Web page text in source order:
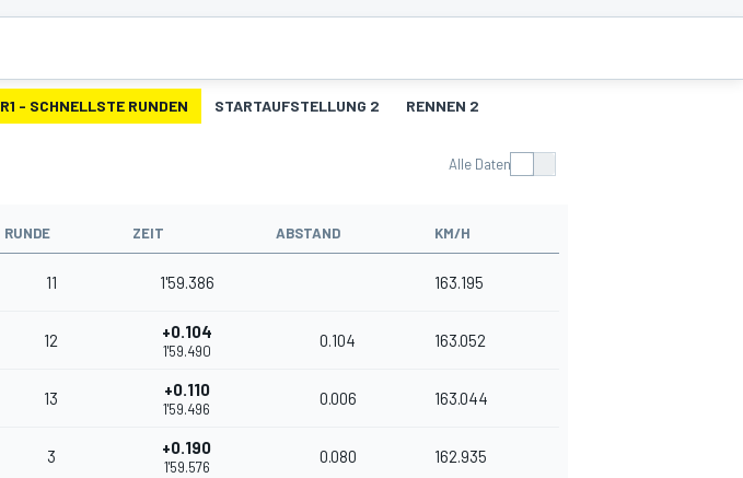
R1 - SCHNELLSTE RUNDEN STARTAUFSTELLUNG 2 RENNEN 2
Alle Daten
RUNDE ZEIT ABSTAND KM/H
11 1'59.386 163.195
12 +0.104
1'59.490
0.104 163.052
13 +0.110
1'59.496
0.006 163.044
3 +0.190
1'59.576
0.080 162.935